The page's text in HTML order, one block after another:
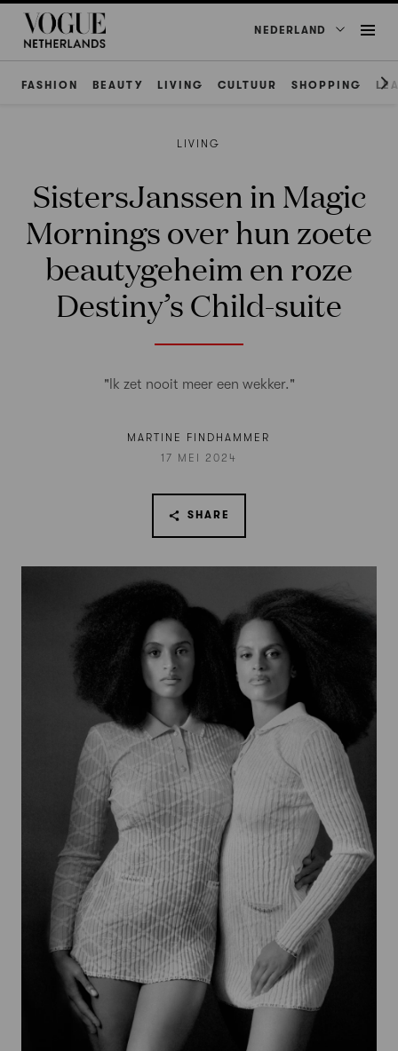
NEDERLAND
FASHION BEAUTY LIVING CULTUUR SHOPPING
LIVING
SistersJanssen in Magic
Mornings over hun zoete
beautygeheim en roze
Destiny’s Child-suite
"Ik zet nooit meer een wekker."
MARTINE FINDHAMMER
17 MEI 2024
SHARE